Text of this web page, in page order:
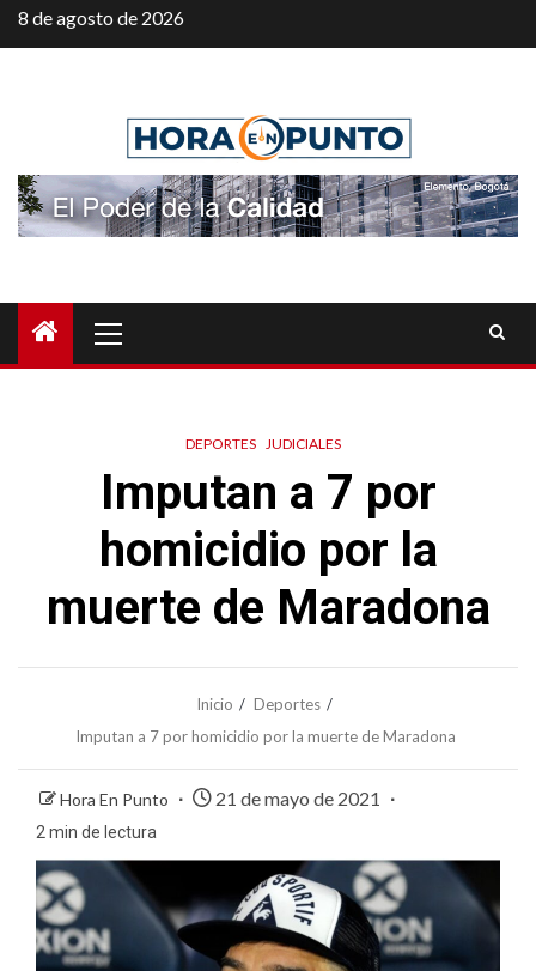
Saltar
al
8 de agosto de 2026
principal
DEPORTES JUDICIALES
Imputan a 7 por
homicidio por la
muerte de Maradona
Inicio
Deportes
Imputan a 7 por homicidio por la muerte de Maradona
Hora En Punto 21 de mayo de 2021
2 min de lectura